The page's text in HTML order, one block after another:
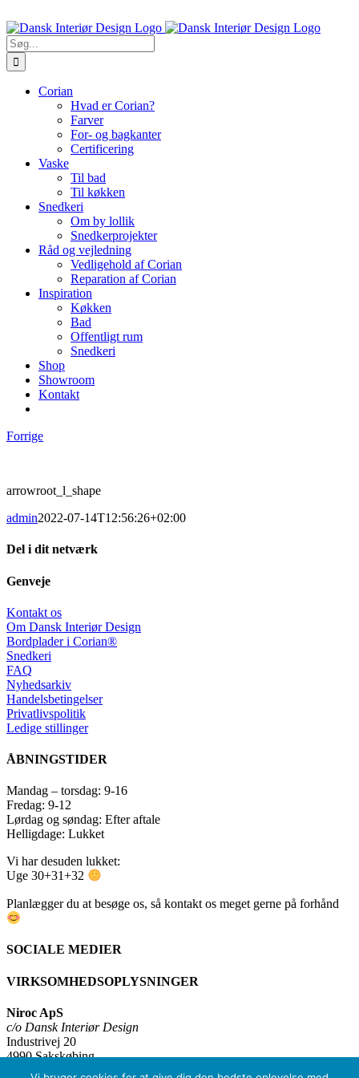
to
content
Søg
efter:
Corian
Hvad er Corian?
Farver
For- og bagkanter
Certificering
Vaske
Til bad
Til køkken
Snedkeri
Om by lollik
Snedkerprojekter
Råd og vejledning
Vedligehold af Corian
Reparation af Corian
Inspiration
Køkken
Bad
Offentligt rum
Snedkeri
Shop
Showroom
Kontakt
Forrige
arrowroot_l_shape
admin2022-07-14T12:56:26+02:00
Del i dit netværk
Facebook
X
LinkedIn
Pinterest
E-
Genveje
Kontakt os
Om Dansk Interiør Design
Bordplader i Corian®
Snedkeri
FAQ
Nyhedsarkiv
Handelsbetingelser
Privatlivspolitik
Ledige stillinger
ÅBNINGSTIDER
Mandag – torsdag: 9-16
Fredag: 9-12
Lørdag og søndag: Efter aftale
Helligdage: Lukket
Vi har desuden lukket:
Uge 30+31+32
Planlægger du at besøge os, så kontakt os meget gerne på forhånd
SOCIALE MEDIER
VIRKSOMHEDSOPLYSNINGER
Niroc ApS
c/o Dansk Interiør Design
Industrivej 20
4990 Sakskøbing
CVR: 32936903